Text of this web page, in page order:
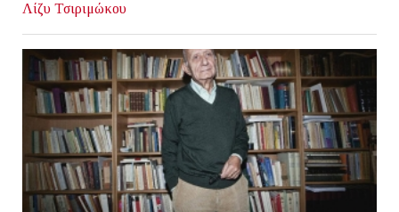
Λίζυ Τσιριμώκου